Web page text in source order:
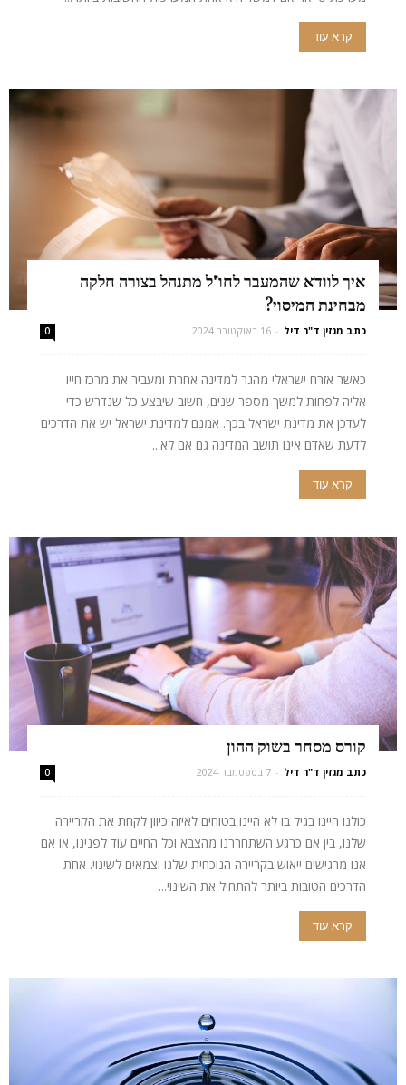
קרא עוד
איך לוודא שהמעבר לחו"ל מתנהל בצורה חלקה
מבחינת המיסוי?
כתב מגזין ד"ר דיל - 16 באוקטובר 2024 0
כאשר אזרח ישראלי מהגר למדינה אחרת ומעביר את מרכז חייו
אליה לפחות למשך מספר שנים, חשוב שיבצע כל שנדרש כדי
לעדכן את מדינת ישראל בכך. אמנם למדינת ישראל יש את הדרכים
לדעת שאדם אינו תושב המדינה גם אם לא...
קרא עוד
קורס מסחר בשוק ההון
כתב מגזין ד"ר דיל - 7 בספטמבר 2024 0
כולנו היינו בגיל בו לא היינו בטוחים לאיזה כיוון לקחת את הקריירה
שלנו, בין אם כרגע השתחררנו מהצבא וכל החיים עוד לפנינו, או אם
אנו מרגישים ייאוש בקריירה הנוכחית שלנו וצמאים לשינוי. אחת
הדרכים הטובות ביותר להתחיל את השינוי...
קרא עוד